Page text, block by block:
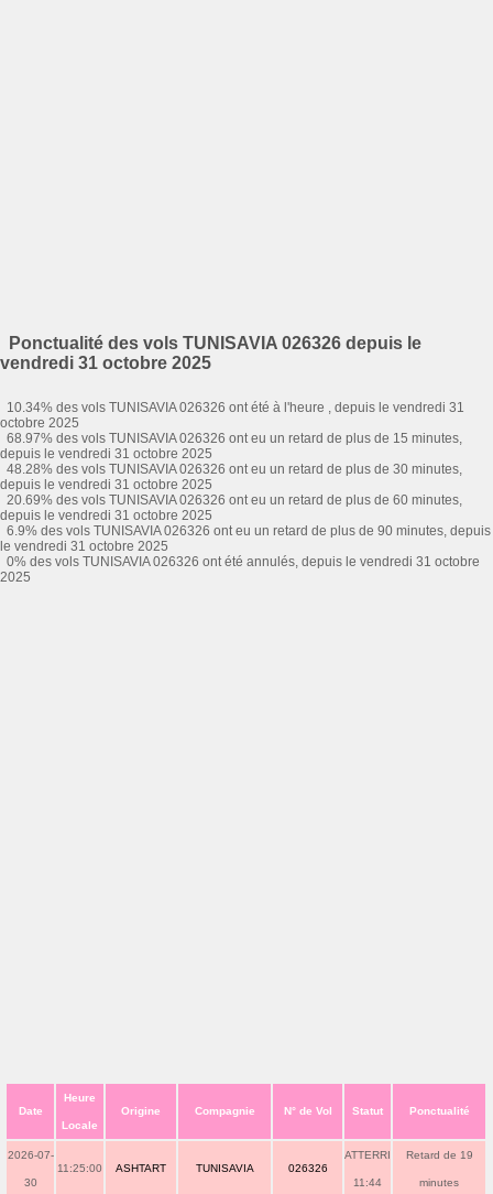
Ponctualité des vols TUNISAVIA 026326 depuis le
vendredi 31 octobre 2025
10.34% des vols TUNISAVIA 026326 ont été à l'heure , depuis le vendredi 31
octobre 2025
68.97% des vols TUNISAVIA 026326 ont eu un retard de plus de 15 minutes,
depuis le vendredi 31 octobre 2025
48.28% des vols TUNISAVIA 026326 ont eu un retard de plus de 30 minutes,
depuis le vendredi 31 octobre 2025
20.69% des vols TUNISAVIA 026326 ont eu un retard de plus de 60 minutes,
depuis le vendredi 31 octobre 2025
6.9% des vols TUNISAVIA 026326 ont eu un retard de plus de 90 minutes, depuis
le vendredi 31 octobre 2025
0% des vols TUNISAVIA 026326 ont été annulés, depuis le vendredi 31 octobre
2025
Date
Heure
Locale
Origine Compagnie N° de Vol Statut Ponctualité
2026-07-
30
11:25:00 ASHTART TUNISAVIA 026326
ATTERRI
11:44
Retard de 19
minutes